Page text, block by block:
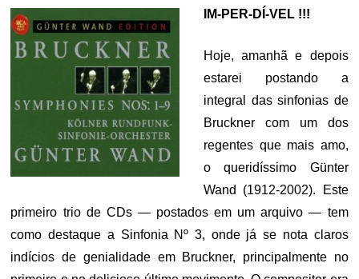
IM-PER-DÍ-VEL !!!
Hoje, amanhã e depois
estarei postando a
integral das sinfonias de
Bruckner com um dos
regentes que mais amo,
o queridíssimo Günter
Wand (1912-2002). Este
primeiro trio de CDs — postados em um arquivo — tem
como destaque a Sinfonia Nº 3, onde já se nota claros
indícios de genialidade em Bruckner, principalmente no